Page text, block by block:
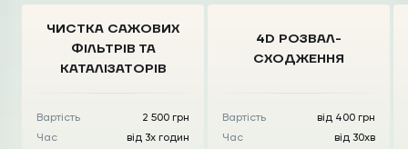
ЧИСТКА CАЖОВИХ
ФІЛЬТРІВ ТА
КАТАЛІЗАТОРІВ
Вартість
2 500 грн
Час
від 3х годин
4D РОЗВАЛ-
СХОДЖЕННЯ
Вартість
від 400 грн
Час
від 30хв